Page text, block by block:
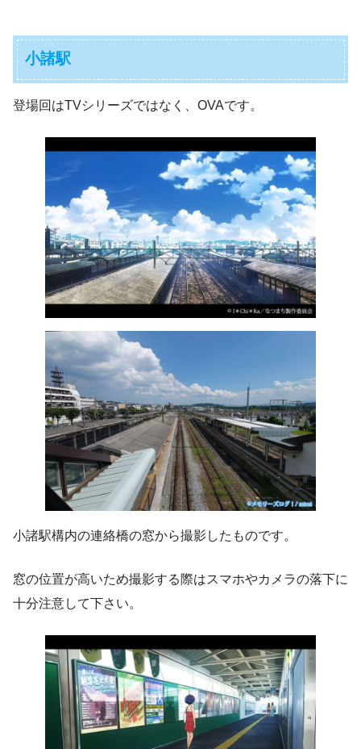
小諸駅
登場回はTVシリーズではなく、OVAです。
小諸駅構内の連絡橋の窓から撮影したものです。
窓の位置が高いため撮影する際はスマホやカメラの落下に
十分注意して下さい。